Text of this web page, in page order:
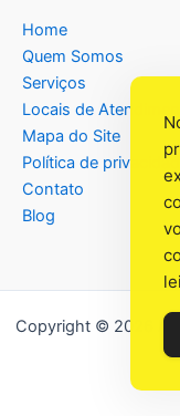
Home
Quem Somos
Serviços
Locais de
Mapa do Site
Política de
Contato
Blog
Copyright © 2026